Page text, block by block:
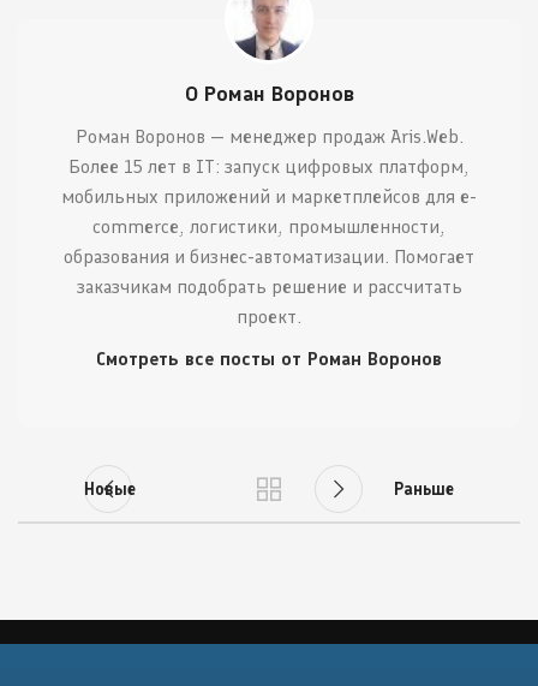
О Роман Воронов
Роман Воронов — менеджер продаж Aris.Web.
Более 15 лет в IT: запуск цифровых платформ,
мобильных приложений и маркетплейсов для e-
commerce, логистики, промышленности,
образования и бизнес-автоматизации. Помогает
заказчикам подобрать решение и рассчитать
проект.
Смотреть все посты от Роман Воронов
Новые Раньше